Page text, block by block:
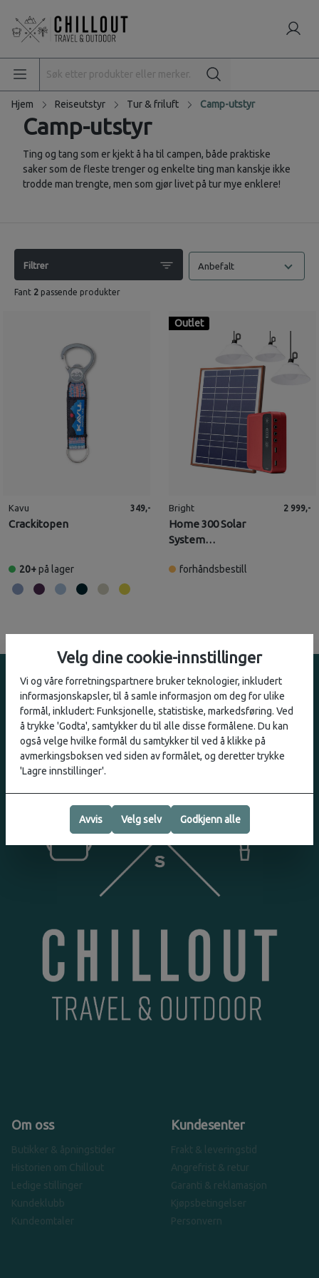
Hjem Reiseutstyr Tur & friluft Camp-utstyr
Camp-utstyr
Ting og tang som er kjekt å ha til campen, både praktiske
saker som de fleste trenger og enkelte ting man kanskje ikke
trodde man trengte, men som gjør livet på tur mye enklere!
Filtrer Anbefalt
Fant 2 passende produkter
Kavu
Crackitopen
349,-
20+på lager
Outlet
Bright
Home 300 Solar
System
2 999,-
forhåndsbestill
Om oss
Butikker & åpningstider
Historien om Chillout
Ledige stillinger
Kundeklubb
Kundeomtaler
Kundesenter
Frakt & leveringstid
Angrefrist & retur
Garanti & reklamasjon
Kjøpsbetingelser
Personvern
Velg dine cookie-innstillinger
Vi og våre forretningspartnere bruker teknologier, inkludert
informasjonskapsler, til å samle informasjon om deg for ulike
formål, inkludert: Funksjonelle, statistiske, markedsføring. Ved
å trykke 'Godta', samtykker du til alle disse formålene. Du kan
også velge hvilke formål du samtykker til ved å klikke på
avmerkingsboksen ved siden av formålet, og deretter trykke
'Lagre innstillinger'.
Avvis Velg selv Godkjenn alle